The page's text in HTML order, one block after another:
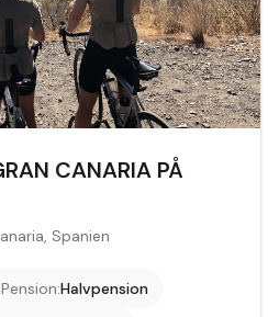
CANARIA PÅ
Spanien
Pension:Halvpension